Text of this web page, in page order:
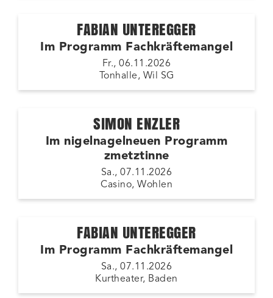
FABIAN UNTEREGGER
Im Programm Fachkräftemangel
Fr., 06.11.2026
Tonhalle, Wil SG
SIMON ENZLER
Im nigelnagelneuen Programm
zmetztinne
Sa., 07.11.2026
Casino, Wohlen
FABIAN UNTEREGGER
Im Programm Fachkräftemangel
Sa., 07.11.2026
Kurtheater, Baden